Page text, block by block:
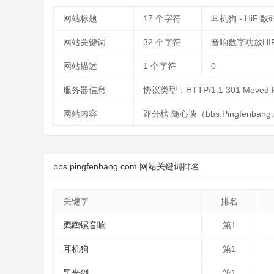
网站标题 17 个字符 耳机狗 - HiFi数
网站关键词 32 个字符 音响数字功放
网站描述 1 个字符 0
服务器信息 协议类型：HTTP/1.1 301
网站内容 评分榜 随心谈（
bbs.pingfenbang.com 网站关键词排名
关键字 排名
鹦鹉螺音响 第1
耳机狗 第1